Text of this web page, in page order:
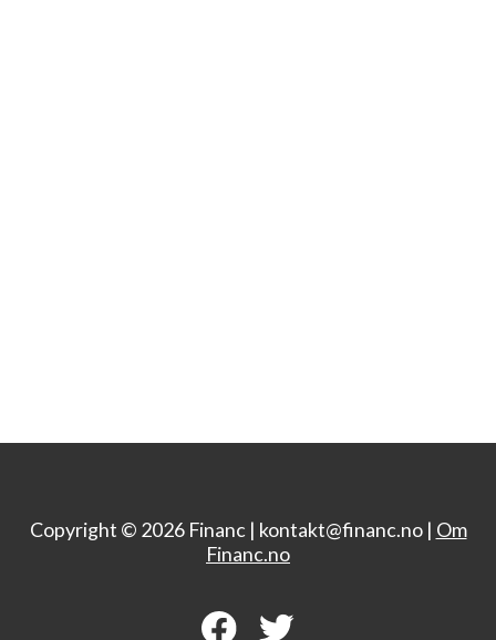
Copyright © 2026 Financ | kontakt@financ.no | Om
Financ.no